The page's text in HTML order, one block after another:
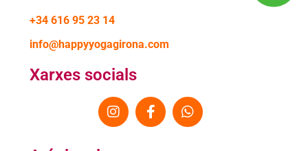
+34 616 95 23 14
info@happyyogagirona.com
Xarxes socials